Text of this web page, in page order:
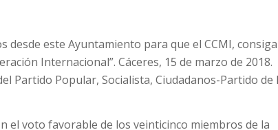
este Ayuntamiento para que el CCMI,
Internacional”. Cáceres, 15 de marzo de 2018.
Partido Popular, Socialista, Ciudadanos-Partido de
el voto favorable de los veinticinco miembros de la